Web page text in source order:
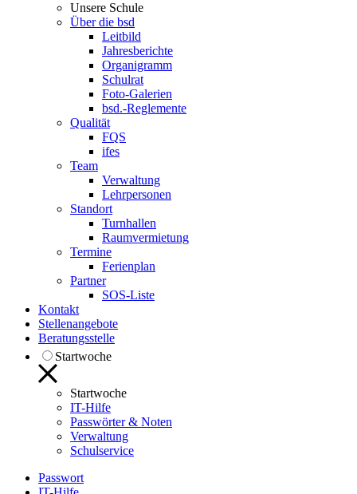
Unsere Schule
Über die bsd
Leitbild
Jahresberichte
Organigramm
Schulrat
Foto-Galerien
bsd.-Reglemente
Qualität
FQS
ifes
Team
Verwaltung
Lehrpersonen
Standort
Turnhallen
Raumvermietung
Termine
Ferienplan
Partner
SOS-Liste
Kontakt
Stellenangebote
Beratungsstelle
Startwoche
Startwoche
IT-Hilfe
Passwörter & Noten
Verwaltung
Schulservice
Passwort